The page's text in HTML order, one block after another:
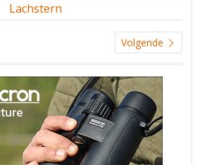
Lachstern
Volgende